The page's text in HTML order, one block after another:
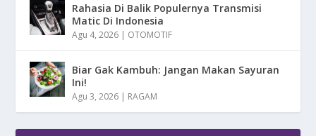
Rahasia Di Balik Populernya Transmisi
Matic Di Indonesia
Agu 4, 2026 | OTOMOTIF
Biar Gak Kambuh: Jangan Makan Sayuran
Ini!
Agu 3, 2026 | RAGAM